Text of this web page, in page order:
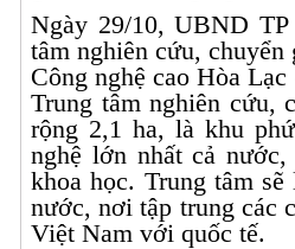
Ngày 29/10, UBND
tâm nghiên cứu,
Công nghệ cao Hòa
Trung tâm nghiên cứu,
rộng 2,1 ha, là khu
nghệ lớn nhất cả
khoa học. Trung tâm
nước, nơi tập trung các
Việt Nam với quốc tế.